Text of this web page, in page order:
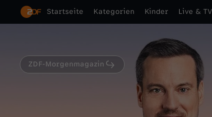
Startseite Kategorien Kinder Live & TV
ZDF-Morgenmagazin